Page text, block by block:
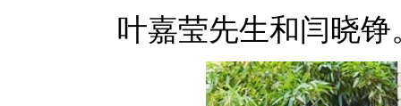
叶嘉莹先生和闫晓